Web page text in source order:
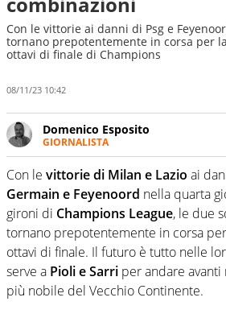
Con le vittorie ai danni di Psg e
tornano prepotentemente in corsa per
ottavi di finale di Champions
08/11/23 10:42
Domenico Esposito
GIORNALISTA
Da vent’anni in campo e sul
in tutte le sue sfaccettature.
calcio e per la sfera di cuoio. Il
serissima, guai a dirgli di no
Con le vittorie di Milan e Lazio ai
Germain e Feyenoord nella quarta
gironi di Champions League, le due
tornano prepotentemente in corsa
ottavi di finale. Il futuro è tutto nelle
serve a Pioli e Sarri per andare
più nobile del Vecchio Continente.